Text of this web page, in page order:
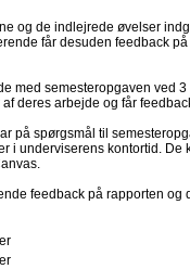
og de indlejrede øvelser
får desuden feedback
med semesteropgaven ved
deres arbejde og får
på spørgsmål til
i underviserens kontortid. De
feedback på rapporten